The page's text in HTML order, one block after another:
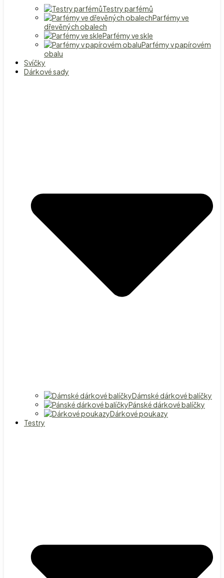
Testry parfémů
Parfémy ve
dřevěných obalech
Parfémy ve skle
Parfémy v papírovém
obalu
Svíčky
Dárkové sady
Dámské dárkové balíčky
Pánské dárkové balíčky
Dárkové poukazy
Testry